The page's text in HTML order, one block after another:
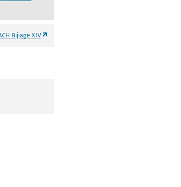
Bijlage XIV